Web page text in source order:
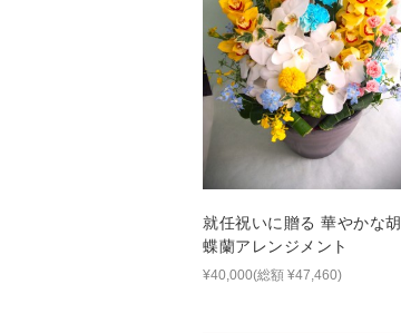
就任祝いに贈る 華やかな胡
蝶蘭アレンジメント
¥40,000(総額 ¥47,460)